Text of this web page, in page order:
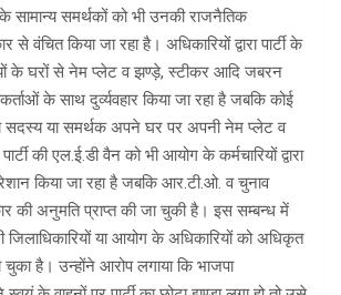
के सामान्य समर्थकों को भी उनकी राजनैतिक
से वंचित किया जा रहा है। अधिकारियों द्वारा पार्टी के
के घरों से नेम प्लेट व झण्ड़े, स्टीकर आदि जबरन
के साथ दुर्व्यवहार किया जा रहा है जबकि कोई
सदस्य या समर्थक अपने घर पर अपनी नेम प्लेट व
की एल.ई.डी वैन को भी आयोग के कर्मचारियों द्वारा
किया जा रहा है जबकि आर.टी.ओ. व चुनाव
की अनुमति प्राप्त की जा चुकी है। इस सम्बन्ध में
जिलाधिकारियों या आयोग के अधिकारियों को अधिकृत
है। उन्होंने आरोप लगाया कि भाजपा